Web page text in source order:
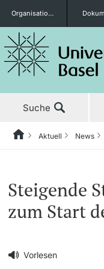
weitere Informationen
Organisationseinheiten
Suche
Aktuell
‡ ‡ ‡ ‡
News
‡ ‡ ‡ ‡
Newsletter bestellen
Ehrungen & Preise
‡ ‡ ‡ ‡ ‡ ‡ ‡ ‡ ‡ ‡ ‡ ‡ ‡ ‡ ‡ ‡
‡ ‡ ‡ ‡ ‡ ‡ ‡ ‡ ‡ ‡ ‡ ‡ ‡ ‡ ‡
HomeZurückAktuell News
Vorlesen
Steigende
zum Start